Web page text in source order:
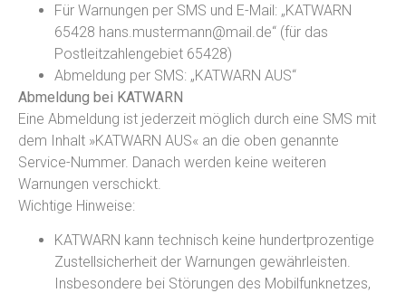
Für Warnungen per SMS und E-Mail: „KATWARN
65428 hans.mustermann@mail.de“ (für das
Postleitzahlengebiet 65428)
Abmeldung per SMS: „KATWARN AUS“
Abmeldung bei KATWARN
Eine Abmeldung ist jederzeit möglich durch eine SMS mit
dem Inhalt »KATWARN AUS« an die oben genannte
Service-Nummer. Danach werden keine weiteren
Warnungen verschickt.
Wichtige Hinweise:
KATWARN kann technisch keine hundertprozentige
Zustellsicherheit der Warnungen gewährleisten.
Insbesondere bei Störungen des Mobilfunknetzes,